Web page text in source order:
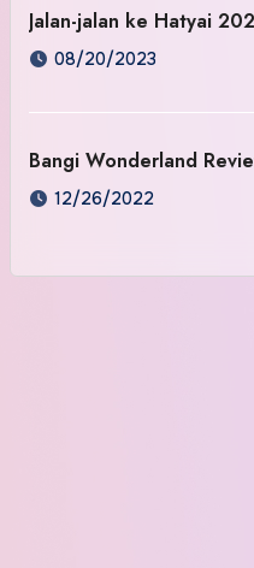
Jalan-jalan ke Hatyai
08/20/2023
Bangi Wonderland
12/26/2022